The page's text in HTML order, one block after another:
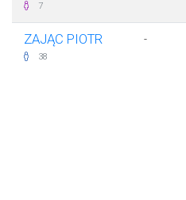
7
ZAJĄC PIOTR
38
-